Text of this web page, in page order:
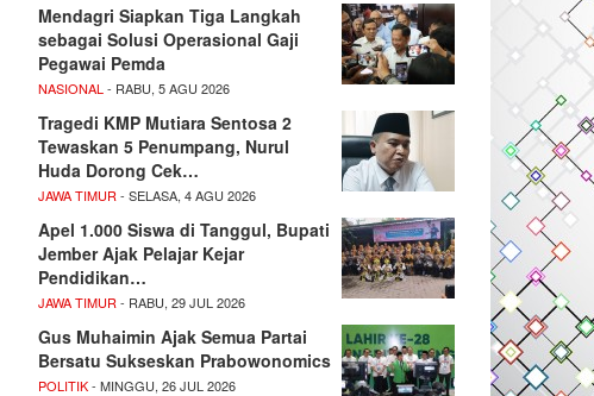
Mendagri Siapkan Tiga Langkah
sebagai Solusi Operasional Gaji
Pegawai Pemda
NASIONAL - RABU, 5 AGU 2026
Tragedi KMP Mutiara Sentosa 2
Tewaskan 5 Penumpang, Nurul
Huda Dorong Cek…
JAWA TIMUR - SELASA, 4 AGU 2026
Apel 1.000 Siswa di Tanggul, Bupati
Jember Ajak Pelajar Kejar
Pendidikan…
JAWA TIMUR - RABU, 29 JUL 2026
Gus Muhaimin Ajak Semua Partai
Bersatu Sukseskan Prabowonomics
POLITIK- MINGGU, 26 JUL 2026